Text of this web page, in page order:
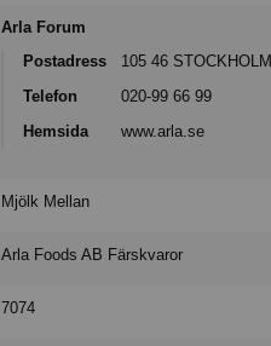
Arla Forum
Postadress
105 46 STOCKHOLM
Telefon
020-99 66 99
Hemsida
www.arla.se
Mjölk Mellan
Arla Foods AB Färskvaror
7074